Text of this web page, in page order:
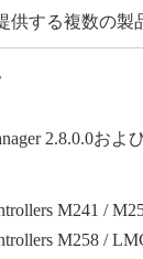
供する複数の
2.8.0.0お
M241 /
M258 /